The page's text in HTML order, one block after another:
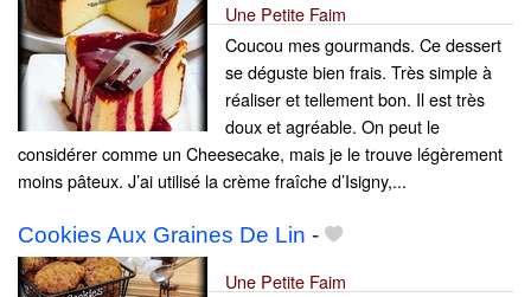
Une Petite Faim
Coucou mes gourmands. Ce dessert
se déguste bien frais. Très simple à
réaliser et tellement bon. Il est très
doux et agréable. On peut le
considérer comme un Cheesecake, mais je le trouve légèrement
moins pâteux. J’ai utilisé la crème fraîche d’Isigny,...
Cookies Aux Graines De Lin -
Une Petite Faim